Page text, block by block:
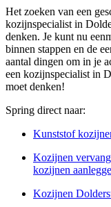
Het zoeken van een
kozijnspecialist in
denken. Je kunt nu
binnen stappen en de
aantal dingen om in je
een kozijnspecialist in
moet denken!
Spring direct naar:
Kunststof
Kozijnen
kozijnen
Kozijnen